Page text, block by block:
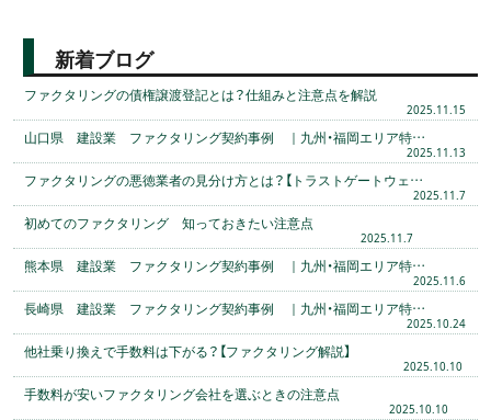
新着ブログ
ファクタリングの債権譲渡登記とは？仕組みと注意点を解説
2025.11.15
山口県 建設業 ファクタリング契約事例 ｜九州・福岡エリア特…
2025.11.13
ファクタリングの悪徳業者の見分け方とは？【トラストゲートウェ…
2025.11.7
初めてのファクタリング 知っておきたい注意点
2025.11.7
熊本県 建設業 ファクタリング契約事例 ｜九州・福岡エリア特…
2025.11.6
長崎県 建設業 ファクタリング契約事例 ｜九州・福岡エリア特…
2025.10.24
他社乗り換えで手数料は下がる？【ファクタリング解説】
2025.10.10
手数料が安いファクタリング会社を選ぶときの注意点
2025.10.10